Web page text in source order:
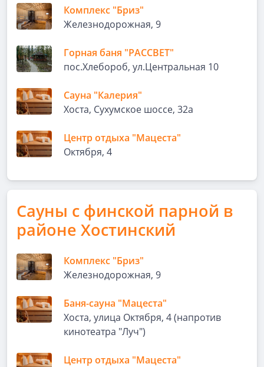
Комплекс "Бриз"
Железнодорожная, 9
Горная баня "РАССВЕТ"
пос.Хлебороб, ул.Центральная 10
Сауна "Калерия"
Хоста, Сухумское шоссе, 32а
Центр отдыха "Мацеста"
Октября, 4
Сауны с финской парной в
районе Хостинский
Комплекс "Бриз"
Железнодорожная, 9
Баня-сауна "Мацеста"
Хоста, улица Октября, 4 (напротив
кинотеатра "Луч")
Центр отдыха "Мацеста"